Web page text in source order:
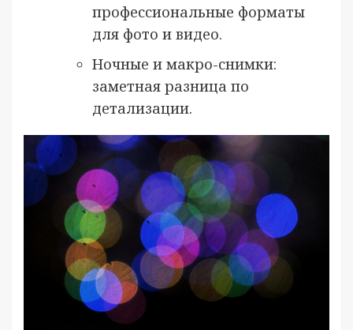
профессиональные форматы
для фото и видео.
Ночные и макро-снимки:
заметная разница по
детализации.